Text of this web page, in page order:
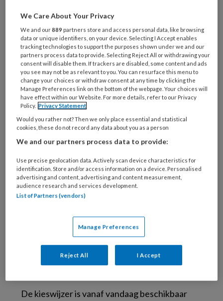
Met de Tweede Kamerverkiezingen van 29 oktober in
zicht, biedt de Kieswijzer Mentale Gezondheid 2025
kiezers een helder overzicht van de politieke visies en
voorgestelde oplossingen. De kieswijzer helpt de kiezer
bij het maken van een weloverwogen stemkeuze.
De kieswijzer behandelt dertien thema’s,
waaronder preventie, de aanpak van
wachttijden in de zorg, middelengebruik,
digitalisering, de mentale gezondheid van
jongeren en ouderen, huisvesting,
arbeidsparticipatie en het doorbreken van
stigma. Zo wordt duidelijk welke keuzes
De kieswijzer is vanaf vandaag beschikbaar
We Care About Your Privacy
We and our889 partners store and access personal data, like browsing
data or unique identifiers, on your device. Selecting I Accept enables
tracking technologies to support the purposes shown under we and our
partners process data to provide. Selecting Reject All or withdrawing your
consent will disable them. If trackers are disabled, some content and ads
you see may not be as relevant to you. You can resurface this menu to
change your choices or withdraw consent at any time by clicking the
Manage Preferences link on the bottom of the webpage. Your choices will
have effect within our Website. For more details, refer to our Privacy
Policy. Privacy Statement
Would you rather not? Then we only place essential and statistical
cookies, these do not record any data about you as a person
We and our partners process data to provide:
Use precise geolocation data. Actively scan device characteristics for
identification. Store and/or access information on a device. Personalised
advertising and content, advertising and content measurement,
audience research and services development.
List of Partners (vendors)
Manage Preferences
Reject All I Accept